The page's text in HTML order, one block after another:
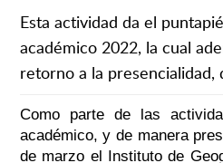
Esta actividad da el
académico 2022, la cual
retorno a la presencialidad,
Como parte de las
académico, y de manera
de marzo el Instituto de